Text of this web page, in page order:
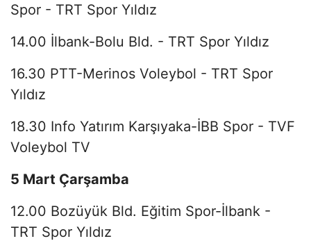
Spor - TRT Spor Yıldız
14.00 İlbank-Bolu Bld. - TRT Spor Yıldız
16.30 PTT-Merinos Voleybol - TRT Spor
Yıldız
18.30 Info Yatırım Karşıyaka-İBB Spor - TVF
Voleybol TV
5 Mart Çarşamba
12.00 Bozüyük Bld. Eğitim Spor-İlbank -
TRT Spor Yıldız